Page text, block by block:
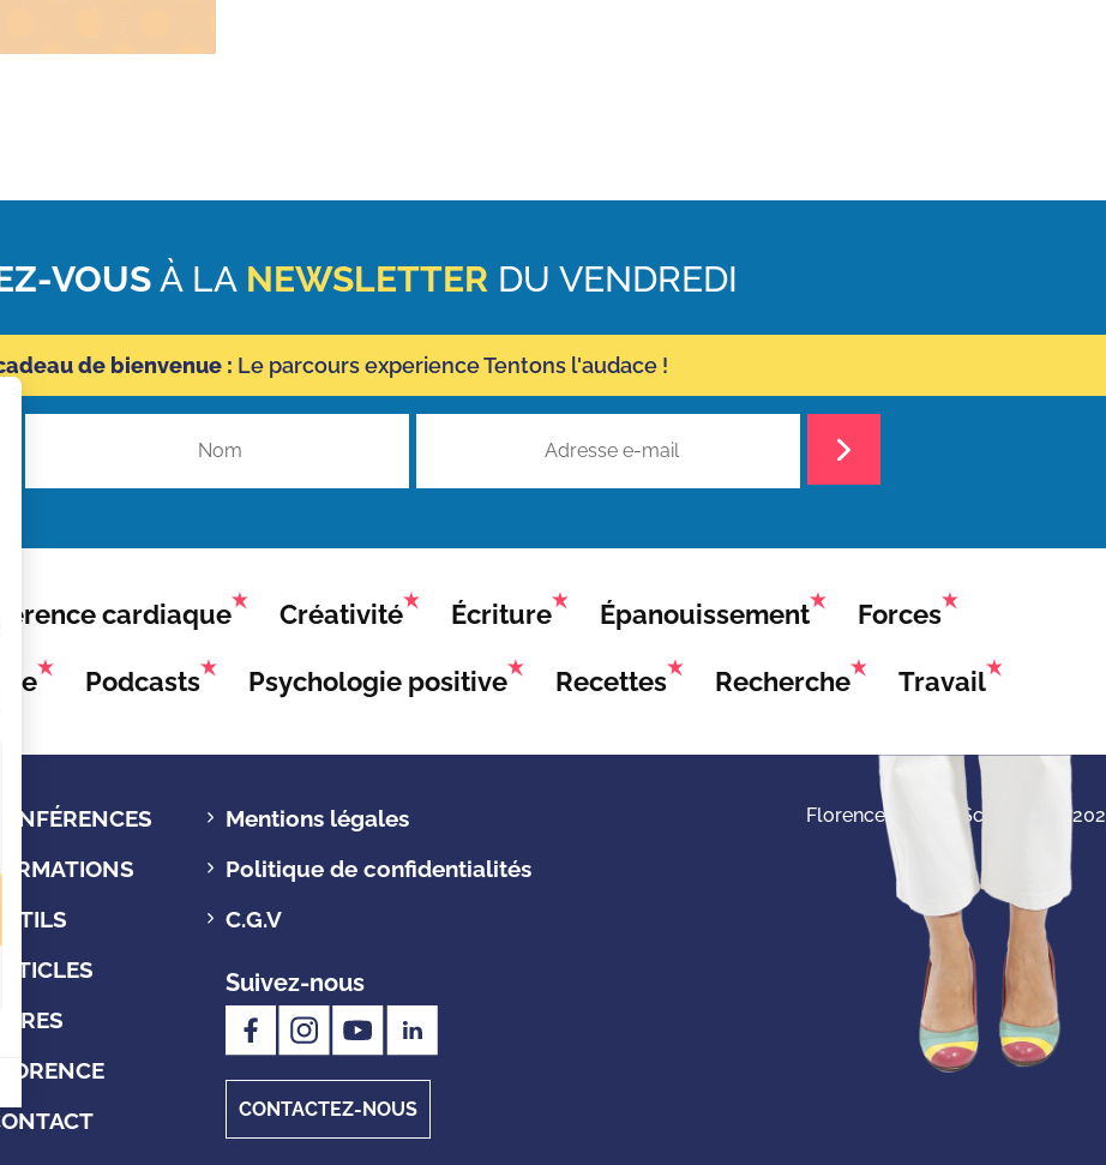
VOUS À LA NEWSLETTER DU VENDREDI
de bienvenue : Le parcours experience Tentons l'audace !
cardiaque Créativité Écriture Épanouissement Forces
Podcasts Psychologie positive Recettes Recherche Travail
CONFÉRENCES
OUTILS
ARTICLES
LIVRES
FLORENCE
Mentions légales
Politique de confidentialités
C.G.V
Suivez-nous
CONTACTEZ-NOUS
Florence Servan-Schreiber ©